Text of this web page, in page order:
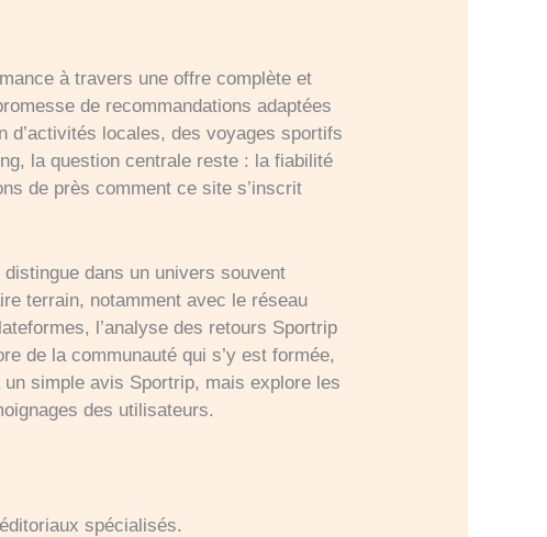
à travers une offre complète et
de recommandations adaptées
d’activités locales, des voyages sportifs
la question centrale reste : la fiabilité
de près comment ce site s’inscrit
dans un univers souvent
terrain, notamment avec le réseau
l’analyse des retours Sportrip
de la communauté qui s’y est formée,
simple avis Sportrip, mais explore les
des utilisateurs.
spécialisés.